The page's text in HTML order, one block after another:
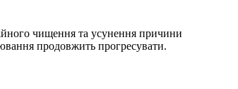
чищення та усунення причини
продовжить прогресувати.